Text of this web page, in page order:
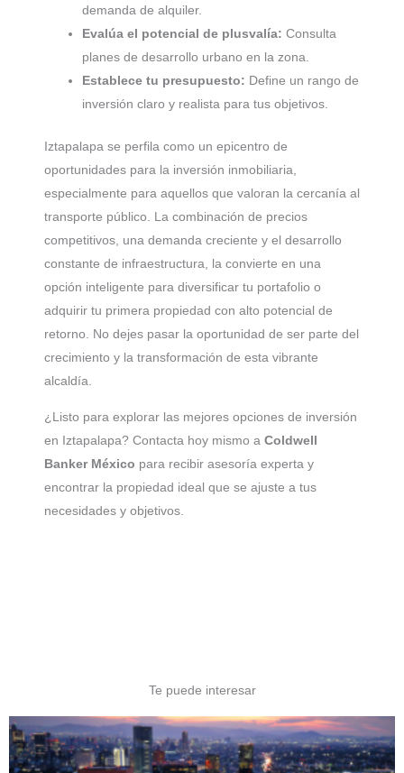
demanda de alquiler.
Evalúa el potencial de plusvalía: Consulta
planes de desarrollo urbano en la zona.
Establece tu presupuesto: Define un rango de
inversión claro y realista para tus objetivos.
Iztapalapa se perfila como un epicentro de
oportunidades para la inversión inmobiliaria,
especialmente para aquellos que valoran la cercanía al
transporte público. La combinación de precios
competitivos, una demanda creciente y el desarrollo
constante de infraestructura, la convierte en una
opción inteligente para diversificar tu portafolio o
adquirir tu primera propiedad con alto potencial de
retorno. No dejes pasar la oportunidad de ser parte del
crecimiento y la transformación de esta vibrante
alcaldía.
¿Listo para explorar las mejores opciones de inversión
en Iztapalapa? Contacta hoy mismo a Coldwell
Banker México para recibir asesoría experta y
encontrar la propiedad ideal que se ajuste a tus
necesidades y objetivos.
Te puede interesar